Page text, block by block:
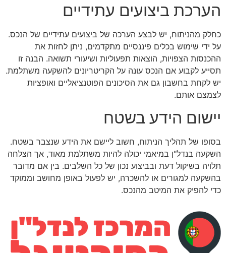
הערכת ביצועים עתידיים
כחלק מהניתוח, יש לבצע הערכה של ביצועים עתידיים של הנכס.
על ידי שימוש בכלים פיננסיים מתקדמים, ניתן לחזות את
ההכנסות הצפויות, הוצאות תפעוליות ושיעורי תשואה. הבנה זו
תסייע לקבוע אם הנכס עונה על הקריטריונים להשקעה משתלמת.
יש לקחת בחשבון גם את הסיכונים הפוטנציאליים ואופציות
לצמצם אותם.
יישום הידע בשטח
בסופו של תהליך הניתוח, חשוב ליישם את הידע שנצבר בשטח.
השקעה בנדל"ן במיאמי יכולה להיות משתלמת מאוד, אך הצלחה
תלויה בשיקול דעת ובביצוע נכון של כל השלבים. בין אם מדובר
בהשקעה למגורים או להשכרה, יש לפעול באופן מחושב וממוקד
כדי להפיק את המיטב מהנכס.